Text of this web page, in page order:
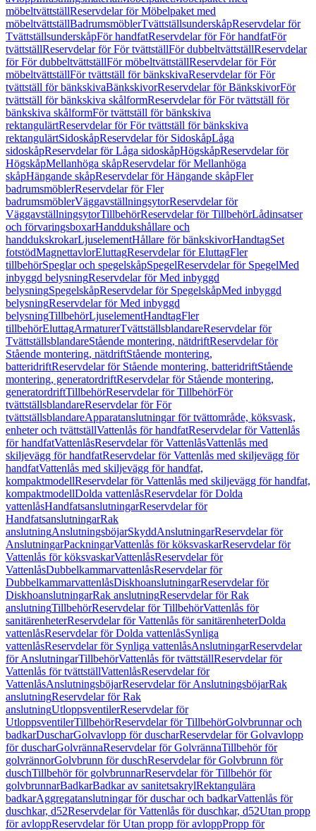
möbeltvättställReservdelar för Möbelpaket med
möbeltvättställBadrumsmöblerTvättställsunderskåpReservdelar för
TvättställsunderskåpFör handfatReservdelar för För handfatFör
tvättställReservdelar för För tvättställFör dubbeltvättställReservdelar
för För dubbeltvättställFör möbeltvättställReservdelar för För
möbeltvättställFör tvättställ för bänkskivaReservdelar för För
tvättställ för bänkskivaBänkskivorReservdelar för BänkskivorFör
tvättställ för bänkskiva skålformReservdelar för För tvättställ för
bänkskiva skålformFör tvättställ för bänkskiva
rektangulärtReservdelar för För tvättställ för bänkskiva
rektangulärtSidoskåpReservdelar för SidoskåpLåga
sidoskåpReservdelar för Låga sidoskåpHögskåpReservdelar för
HögskåpMellanhöga skåpReservdelar för Mellanhöga
skåpHängande skåpReservdelar för Hängande skåpFler
badrumsmöblerReservdelar för Fler
badrumsmöblerVäggavställningsytorReservdelar för
VäggavställningsytorTillbehörReservdelar för TillbehörLådinsatser
och förvaringsboxarHanddukshållare och
handdukskrokarLjuselementHållare för bänkskivorHandtagSet
fotstödMagnettavlorEluttagReservdelar för EluttagFler
tillbehörSpeglar och spegelskåpSpegelReservdelar för SpegelMed
inbyggd belysningReservdelar för Med inbyggd
belysningSpegelskåpReservdelar för SpegelskåpMed inbyggd
belysningReservdelar för Med inbyggd
belysningTillbehörLjuselementHandtagFler
tillbehörEluttagArmaturerTvättställsblandareReservdelar för
TvättställsblandareStående montering, nätdriftReservdelar för
Stående montering, nätdriftStående montering,
batteridriftReservdelar för Stående montering, batteridriftStående
montering, generatordriftReservdelar för Stående montering,
generatordriftTillbehörReservdelar för TillbehörFör
tvättställsblandareReservdelar för För
tvättställsblandareApparatanslutningar för tvättområde, köksvask,
enheter och tvättställVattenlås för handfatReservdelar för Vattenlås
för handfatVattenlåsReservdelar för VattenlåsVattenlås med
skiljevägg för handfatReservdelar för Vattenlås med skiljevägg för
handfatVattenlås med skiljevägg för handfat,
kompaktmodellReservdelar för Vattenlås med skiljevägg för handfat,
kompaktmodellDolda vattenlåsReservdelar för Dolda
vattenlåsHandfatsanslutningarReservdelar för
HandfatsanslutningarRak
anslutningAnslutningsböjarSkyddAnslutningarReservdelar för
AnslutningarPackningarVattenlås för köksvaskarReservdelar för
Vattenlås för köksvaskarVattenlåsReservdelar för
VattenlåsDubbelkammarvattenlåsReservdelar för
DubbelkammarvattenlåsDiskhoanslutningarReservdelar för
DiskhoanslutningarRak anslutningReservdelar för Rak
anslutningTillbehörReservdelar för TillbehörVattenlås för
sanitärenheterReservdelar för Vattenlås för sanitärenheterDolda
vattenlåsReservdelar för Dolda vattenlåsSynliga
vattenlåsReservdelar för Synliga vattenlåsAnslutningarReservdelar
för AnslutningarTillbehörVattenlås för tvättställReservdelar för
Vattenlås för tvättställVattenlåsReservdelar för
VattenlåsAnslutningsböjarReservdelar för AnslutningsböjarRak
anslutningReservdelar för Rak
anslutningUtloppsventilerReservdelar för
UtloppsventilerTillbehörReservdelar för TillbehörGolvbrunnar och
badkarDuscharGolvavlopp för duscharReservdelar för Golvavlopp
för duscharGolvrännaReservdelar för GolvrännaTillbehör för
golvrännorGolvbrunn för duschReservdelar för Golvbrunn för
duschTillbehör för golvbrunnarReservdelar för Tillbehör för
golvbrunnarBadkarBadkar av sanitetsakrylRektangulära
badkarAggregatanslutningar för duschar och badkarVattenlås för
duschkar, d52Reservdelar för Vattenlås för duschkar, d52Utan propp
för avloppReservdelar för Utan propp för avloppPropp för